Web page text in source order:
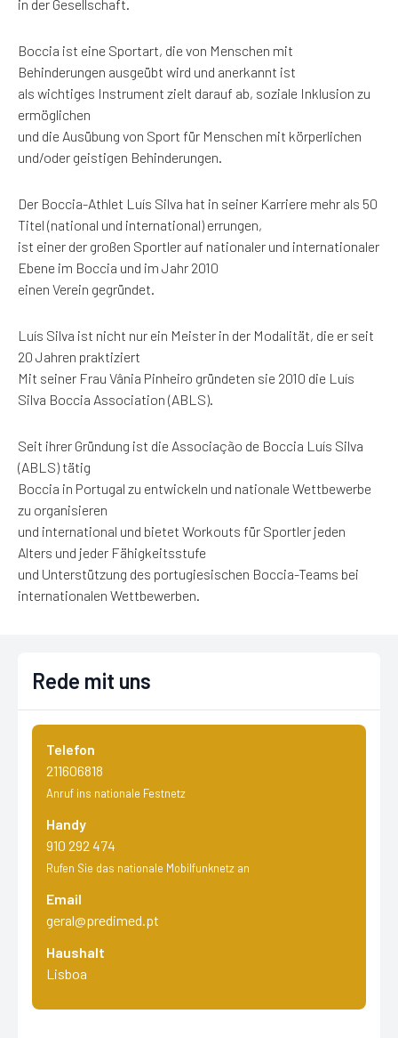
in der Gesellschaft.
Boccia ist eine Sportart, die von Menschen mit
Behinderungen ausgeübt wird und anerkannt ist
als wichtiges Instrument zielt darauf ab, soziale Inklusion zu
ermöglichen
und die Ausübung von Sport für Menschen mit körperlichen
und/oder geistigen Behinderungen.
Der Boccia-Athlet Luís Silva hat in seiner Karriere mehr als 50
Titel (national und international) errungen,
ist einer der großen Sportler auf nationaler und internationaler
Ebene im Boccia und im Jahr 2010
einen Verein gegründet.
Luís Silva ist nicht nur ein Meister in der Modalität, die er seit
20 Jahren praktiziert
Mit seiner Frau Vânia Pinheiro gründeten sie 2010 die Luís
Silva Boccia Association (ABLS).
Seit ihrer Gründung ist die Associação de Boccia Luís Silva
(ABLS) tätig
Boccia in Portugal zu entwickeln und nationale Wettbewerbe
zu organisieren
und international und bietet Workouts für Sportler jeden
Alters und jeder Fähigkeitsstufe
und Unterstützung des portugiesischen Boccia-Teams bei
internationalen Wettbewerben.
Rede mit uns
Telefon
211606818
Anruf ins nationale Festnetz
Handy
910 292 474
Rufen Sie das nationale Mobilfunknetz an
Email
geral@predimed.pt
Haushalt
Lisboa